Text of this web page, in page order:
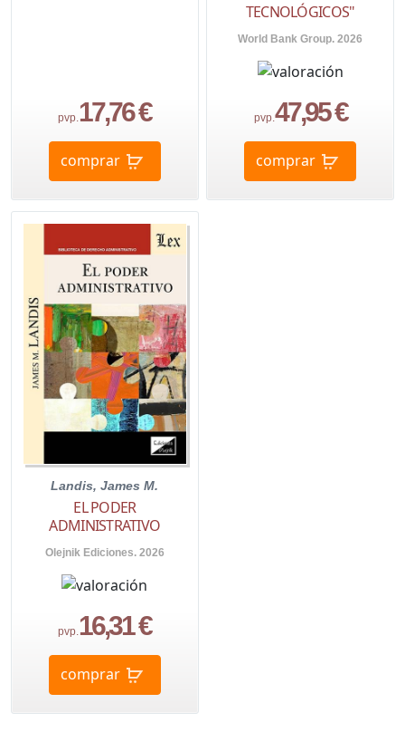
pvp.17,76 €
comprar
TECNOLÓGICOS"
World Bank Group. 2026
pvp.47,95 €
comprar
Landis, James M.
EL PODER
ADMINISTRATIVO
Olejnik Ediciones. 2026
pvp.16,31 €
comprar